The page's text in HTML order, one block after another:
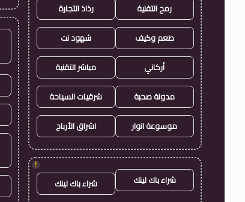
رمح التقنية رذاذ التجارة
طعم وكيف شهود نت
أركاني مباشر التقنية
مدونة صحبة شرقيات السياحة
موسوعة انوار اشراق الأرباح
!
شراء باك لينك شراء باك لينك